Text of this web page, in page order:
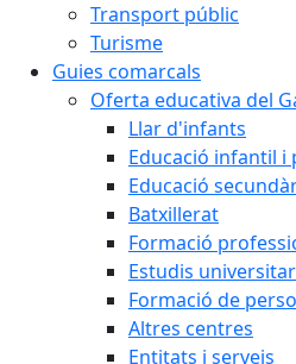
Transport públic
Turisme
Guies comarcals
Oferta educativa del
Llar d'infants
Educació infantil i
Educació
Batxillerat
Formació
Estudis
Formació de
Altres centres
Entitats i serveis